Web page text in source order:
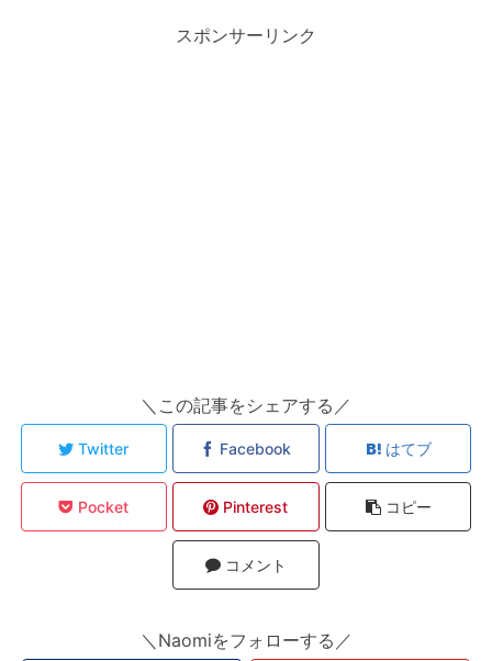
スポンサーリンク
＼この記事をシェアする／
Twitter Facebook はてブ
Pocket Pinterest コピー
コメント
＼Naomiをフォローする／